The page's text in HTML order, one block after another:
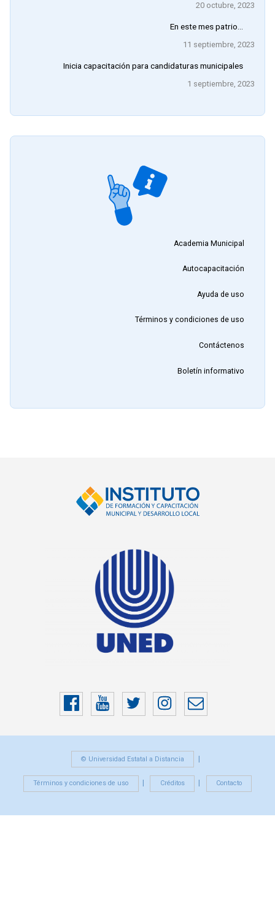
20 octubre, 2023
En este mes patrio…
11 septiembre, 2023
Inicia capacitación para candidaturas municipales
1 septiembre, 2023
Academia Municipal
Autocapacitación
Ayuda de uso
Términos y condiciones de uso
Contáctenos
Boletín informativo
Facebook
YouTubeTwitterInstragram
Correo
electrónico
© Universidad Estatal a Distancia
Términos y condiciones de uso Créditos Contacto